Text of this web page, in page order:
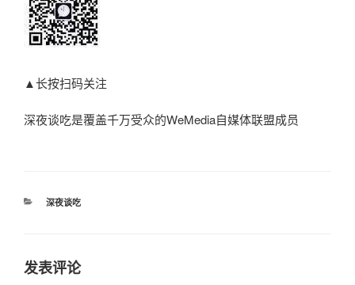
▲长按扫码关注
深夜谈吃是覆盖千万受众的WeMedia自媒体联盟成员
分
深夜谈吃
发表评论